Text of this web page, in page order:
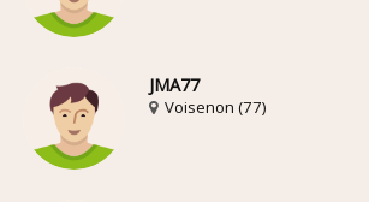
JMA77
Voisenon (77)